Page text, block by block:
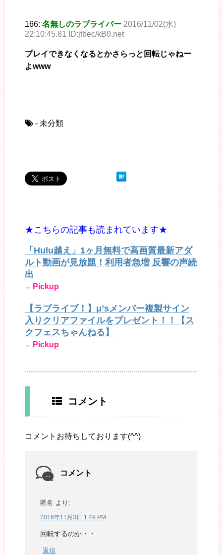
166: 名無しのラブライバー 2016/11/02(水)
22:10:45.81 ID:jtbec/kB0.net
プレイできなくなるとかさらっと回転じゃねー
よwww
- 未分類
★こちらの記事も読まれています★
「Hulu越え」1ヶ月無料で高画質最新アダ
ルト動画が見放題！利用者急増 反響の声続
出
←Pickup
【ラブライブ！】μ’sメンバー複製サイン
入りクリアファイルをプレゼント！！【ス
クフェスちゃんねる】
←Pickup
コメント
コメントお待ちしております(^^)
コメント
匿名 より:
2016年11月3日 1:49 PM
回転するのか・・
返信